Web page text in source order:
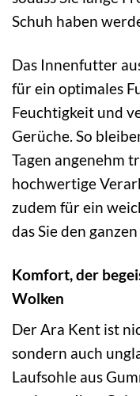
Schuh haben
Das Innenfutter
für ein optimales
Feuchtigkeit und
Gerüche. So
Tagen angenehm
hochwertige
zudem für ein
das Sie den
Komfort, der
Wolken
Der Ara Kent ist
sondern auch
Laufsohle aus